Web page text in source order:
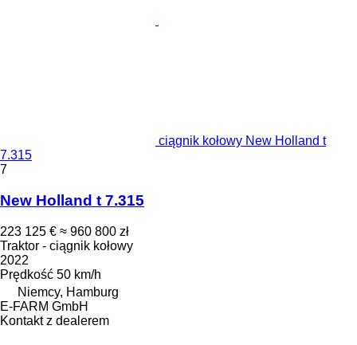
ciągnik kołowy New Holland t
7.315
7
New Holland t 7.315
223 125 € ≈ 960 800 zł
Traktor - ciągnik kołowy
2022
Prędkość 50 km/h
Niemcy, Hamburg
E-FARM GmbH
Kontakt z dealerem